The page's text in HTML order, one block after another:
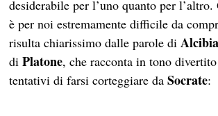
desiderabile per l’uno quanto per l’altro.
è per noi estremamente difficile da
risulta chiarissimo dalle parole di
diPlatone, che racconta in tono
tentativi di farsi corteggiare daSocrate: